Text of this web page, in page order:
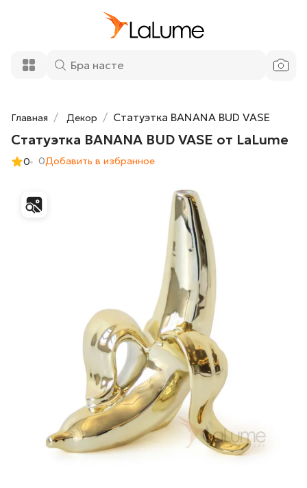
Главная Декор Статуэтка BANANA BUD VASE
Статуэтка BANANA BUD VASE от LaLume
0 0Добавить в избранное